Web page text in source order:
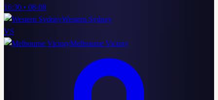
16:30 • 08-08
Western Sydney
VS
Melbourne Victory